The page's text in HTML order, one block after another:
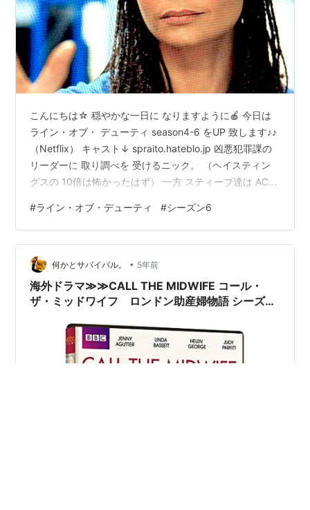
こんにちは☆ 穏やかな一日に なりますように🍎 今日は
ライン・オブ・ デューティ season4-6 をUP 致します♪♪
（Netflix） キャスト↓ spraito.hateblo.jp 凶悪犯罪課の
リーダーに 取り調べを 受けるニック。 （ヘイスティン
グスの 10倍は怖かったはず） 一方 スティーブ達は AC-
けようと 意気込んで います。 ヒルトンは ハントリーに
辞職を進めます。 ハントリーは 仕事に全てを かけてい
たと 言います。 AC-12が勝手に 捜査していると ヒルト
ン 警視正が やってきます💦 なんとニックの …
#ライン・オブ・デューティ #シーズン6
何かとサバイバル。 • 5年前
海外ドラマ≫≫CALL THE MIDWIFE コール・
ザ・ミッドワイフ ロンドン助産婦物語 シーズン